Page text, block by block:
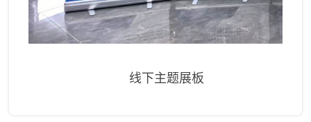
线下主题展板